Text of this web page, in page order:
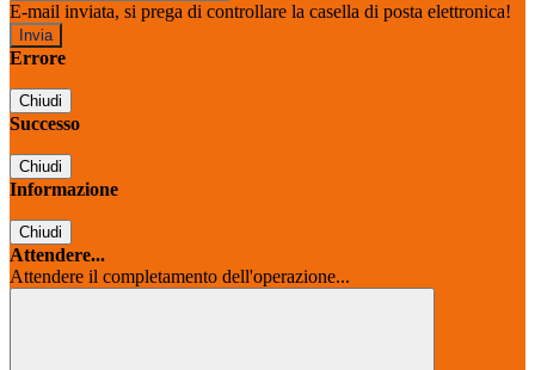
E-mail inviata, si prega di controllare la casella di posta elettronica!
Errore
Chiudi
Successo
Chiudi
Informazione
Chiudi
Attendere...
Attendere il completamento dell'operazione...